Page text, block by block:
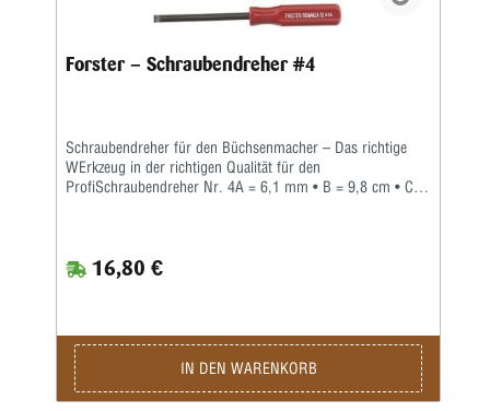
Forster – Schraubendreher #4
Schraubendreher für den Büchsenmacher – Das richtige
WErkzeug in der richtigen Qualität für den
ProfiSchraubendreher Nr. 4A = 6,1 mm • B = 9,8 cm • C =
man nicht nur Zeit und Mühe spart, wenn man den
richtigen Schraubendreher für jede Arbeit einsetzt, sondern
eine Palette spezieller Schraubendreher an, diespeziell für
die besonderen Schrauben entwickelt wurden, die der
Büchsenmacher häufig antrifft. Gleichzeitig sind diese
Qualitätsschraubendreher mit Hohlschliff auch vielseitig
16,80 €
IN DEN WARENKORB